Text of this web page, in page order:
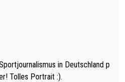
in Deutschland p
Tolles Portrait :).